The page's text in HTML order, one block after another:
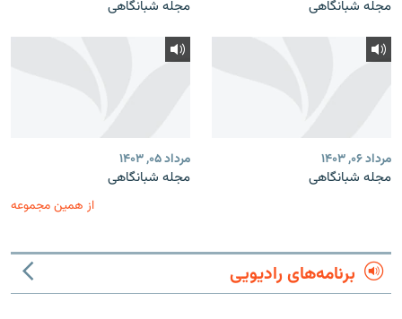
مجله شبانگاهی مجله شبانگاهی
مرداد ۰۶, ۱۴۰۳
مجله شبانگاهی
مرداد ۰۵, ۱۴۰۳
مجله شبانگاهی
از همین مجموعه
برنامه‌های رادیویی